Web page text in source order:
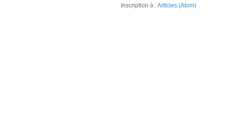
Inscription à :Articles (Atom)